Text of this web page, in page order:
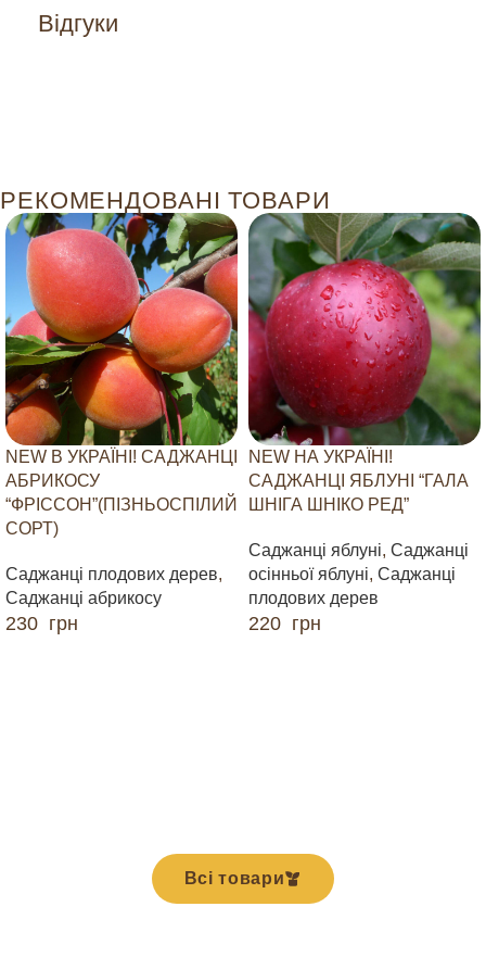
Відгуки
РЕКОМЕНДОВАНІ ТОВАРИ
NEW В УКРАЇНІ! САДЖАНЦІ
АБРИКОСУ
“ФРІССОН”(ПІЗНЬОСПІЛИЙ
СОРТ)
Саджанці плодових дерев,
Саджанці абрикосу
230 грн
NEW НА УКРАЇНІ!
САДЖАНЦІ ЯБЛУНІ “ГАЛА
ШНІГА ШНІКО РЕД”
Саджанці яблуні, Саджанці
осінньої яблуні, Саджанці
плодових дерев
220 грн
Всі товари